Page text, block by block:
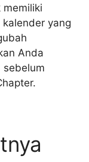
memiliki
yang
Anda
sebelum